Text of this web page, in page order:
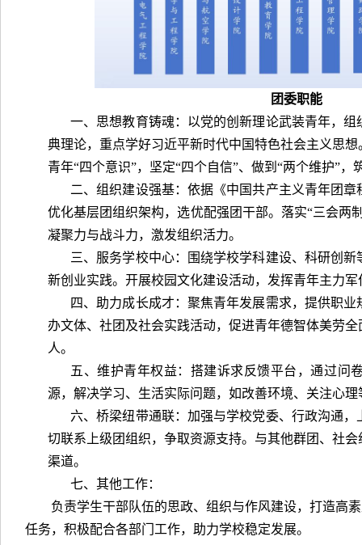
团委职能
一、思想教育铸魂：以党的创新理论武装青年，
典理论，重点学好习近平新时代中国特色社会主义思
青年“四个意识”，坚定“四个自信”、做到“两个维护”，
二、组织建设强基：依据《中国共产主义青年团
优化基层团组织架构，选优配强团干部。落实“三会两
凝聚力与战斗力，激发组织活力。
三、服务学校中心：围绕学校学科建设、科研创
新创业实践。开展校园文化建设活动，发挥青年主力
四、助力成长成才：聚焦青年发展需求，提供职
办文体、社团及社会实践活动，促进青年德智体美劳
人。
五、维护青年权益：搭建诉求反馈平台，通过问
源，解决学习、生活实际问题，如改善环境、关注心
六、桥梁纽带通联：加强与学校党委、行政沟通
切联系上级团组织，争取资源支持。与其他群团、社
渠道。
七、其他工作：
负责学生干部队伍的思政、组织与作风建设，打造高
任务，积极配合各部门工作，助力学校稳定发展。